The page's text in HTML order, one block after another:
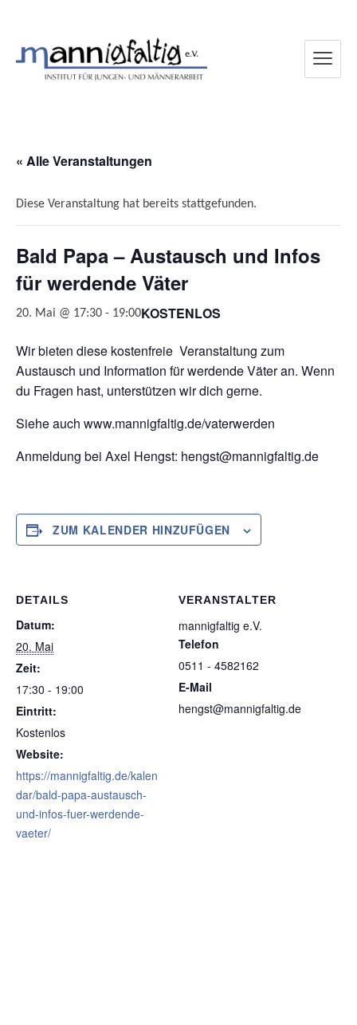
« Alle Veranstaltungen
Diese Veranstaltung hat bereits stattgefunden.
Bald Papa – Austausch und Infos
für werdende Väter
20. Mai @ 17:30 - 19:00KOSTENLOS
Wir bieten diese kostenfreie Veranstaltung zum
Austausch und Information für werdende Väter an. Wenn
du Fragen hast, unterstützen wir dich gerne.
Siehe auch www.mannigfaltig.de/vaterwerden
Anmeldung bei Axel Hengst: hengst@mannigfaltig.de
ZUM KALENDER HINZUFÜGEN
DETAILS
Datum:
20. Mai
Zeit:
17:30 - 19:00
Eintritt:
Kostenlos
Website:
https://mannigfaltig.de/kalen
dar/bald-papa-austausch-
und-infos-fuer-werdende-
vaeter/
VERANSTALTER
mannigfaltig e.V.
Telefon
0511 - 4582162
E-Mail
hengst@mannigfaltig.de